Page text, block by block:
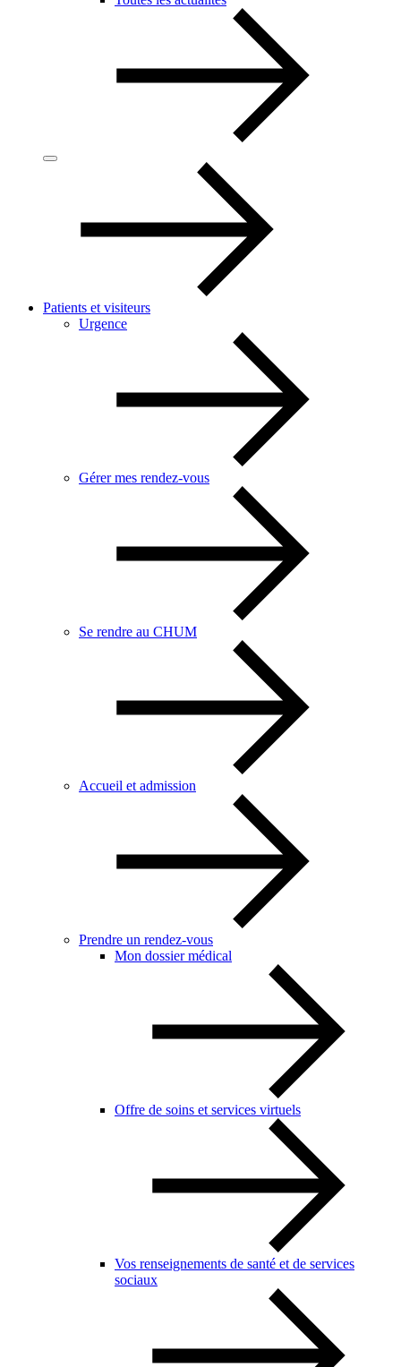
Patients et visiteurs
Urgence
Gérer mes rendez-vous
Se rendre au CHUM
Accueil et admission
Prendre un rendez-vous
Mon dossier médical
Offre de soins et services virtuels
Vos renseignements de santé et de services
sociaux